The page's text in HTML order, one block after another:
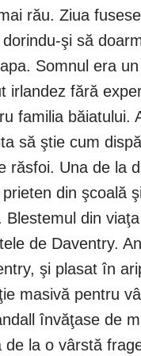
rău. Ziua
şi să
Somnul era
fără
familia
să ştie cum
Una de la
din
din
de Daventry.
şi plasat în
masivă pentru
învăţase de
la o vârstă